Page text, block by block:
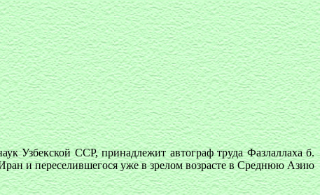
Узбекской ССР, принадлежит автограф труда Фазлаллаха б.
и переселившегося уже в зрелом возрасте в Среднюю Азию